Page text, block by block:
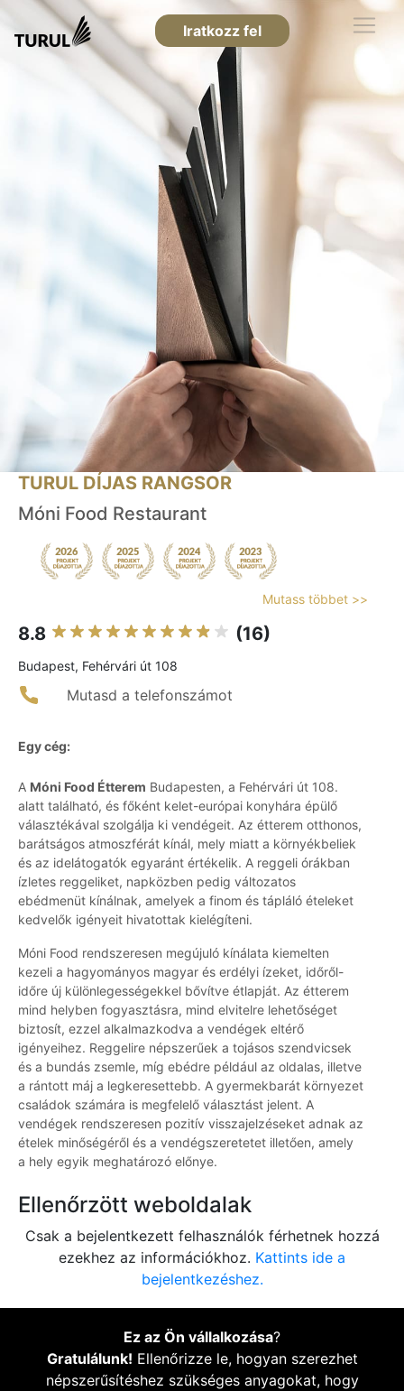
Iratkozz fel
TURUL DÍJAS RANGSOR
Móni Food Restaurant
Mutass többet >>
8.8 (16)
Budapest, Fehérvári út 108
Mutasd a telefonszámot
Egy cég:
A Móni Food Étterem Budapesten, a Fehérvári út 108.
alatt található, és főként kelet-európai konyhára épülő
választékával szolgálja ki vendégeit. Az étterem otthonos,
barátságos atmoszférát kínál, mely miatt a környékbeliek
és az idelátogatók egyaránt értékelik. A reggeli órákban
ízletes reggeliket, napközben pedig változatos
ebédmenüt kínálnak, amelyek a finom és tápláló ételeket
kedvelők igényeit hivatottak kielégíteni.
Móni Food rendszeresen megújuló kínálata kiemelten
kezeli a hagyományos magyar és erdélyi ízeket, időről-
időre új különlegességekkel bővítve étlapját. Az étterem
mind helyben fogyasztásra, mind elvitelre lehetőséget
biztosít, ezzel alkalmazkodva a vendégek eltérő
igényeihez. Reggelire népszerűek a tojásos szendvicsek
és a bundás zsemle, míg ebédre például az oldalas, illetve
a rántott máj a legkeresettebb. A gyermekbarát környezet
családok számára is megfelelő választást jelent. A
vendégek rendszeresen pozitív visszajelzéseket adnak az
ételek minőségéről és a vendégszeretetet illetően, amely
a hely egyik meghatározó előnye.
Ellenőrzött weboldalak
Csak a bejelentkezett felhasználók férhetnek hozzá
ezekhez az információkhoz. Kattints ide a
bejelentkezéshez.
Ez az Ön vállalkozása?
Gratulálunk! Ellenőrizze le, hogyan szerezhet
népszerűsítéshez szükséges anyagokat, hogy